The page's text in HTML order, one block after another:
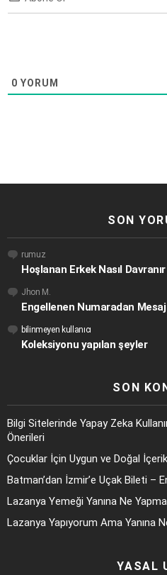
0 YORUM
SON
rumuz
Hoşlanan Erkek Nasıl
Jhon M.
Engellenen Numaradan
bilinmeyen kullanıcı
Koleksiyonu yapılan şeyler
SON
Bilgi Sitelerinde Yapay Zeka
Önerileri
Çocuklar İçin Uygun ve Doğal
Batman’dan İzmir’e Uçak Bileti –
Lazanya Yemeği Yanına Ne
Lazanya Yapıyorum Ama Yanına
YASAL